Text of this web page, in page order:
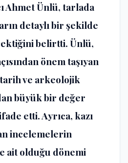
Ahmet Ünlü, tarlada
detaylı bir şekilde
belirtti. Ünlü,
önem taşıyan
ve arkeolojik
büyük bir değer
etti. Ayrıca, kazı
incelemelerin
ait olduğu dönemi